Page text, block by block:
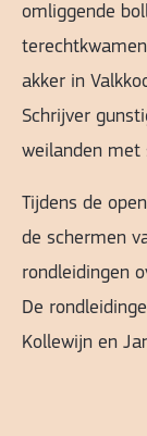
omliggende
akker in
Schrijver
weilanden met
Tijdens de
de schermen
rondleidingen
De
Kollewijn en